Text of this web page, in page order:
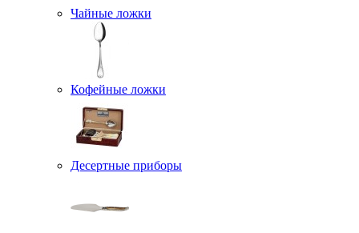
Чайные ложки
Кофейные ложки
Десертные приборы